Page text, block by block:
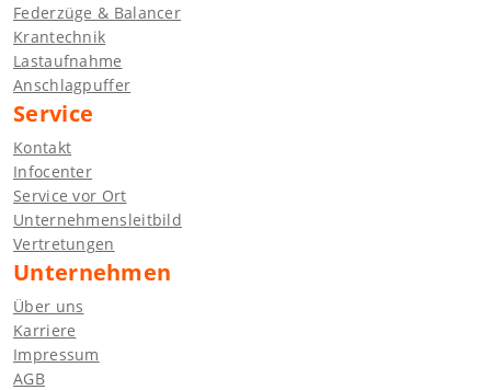
Federzüge & Balancer
Krantechnik
Lastaufnahme
Anschlagpuffer
Service
Kontakt
Infocenter
Service vor Ort
Unternehmensleitbild
Vertretungen
Unternehmen
Über uns
Karriere
Impressum
AGB